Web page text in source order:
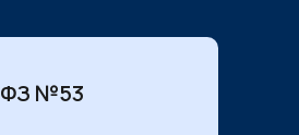
ФЗ №53